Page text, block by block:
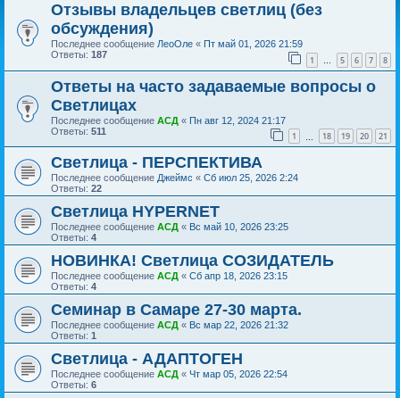
Отзывы владельцев светлиц (без
обсуждения)
Последнее сообщение ЛеоОле « Пт май 01, 2026 21:59
Ответы: 187 1 … 5 6 7 8
Ответы на часто задаваемые вопросы о
Светлицах
Последнее сообщение АСД « Пн авг 12, 2024 21:17
Ответы: 511 1 18 19 20 21
Светлица - ПЕРСПЕКТИВА
Последнее сообщение Джеймс « Сб июл 25, 2026 2:24
Ответы: 22
Светлица HYPERNET
Последнее сообщение АСД « Вс май 10, 2026 23:25
Ответы: 4
НОВИНКА! Светлица СОЗИДАТЕЛЬ
Последнее сообщение АСД « Сб апр 18, 2026 23:15
Ответы: 4
Семинар в Самаре 27-30 марта.
Последнее сообщение АСД « Вс мар 22, 2026 21:32
Ответы: 1
Светлица - АДАПТОГЕН
Последнее сообщение АСД « Чт мар 05, 2026 22:54
Ответы: 6